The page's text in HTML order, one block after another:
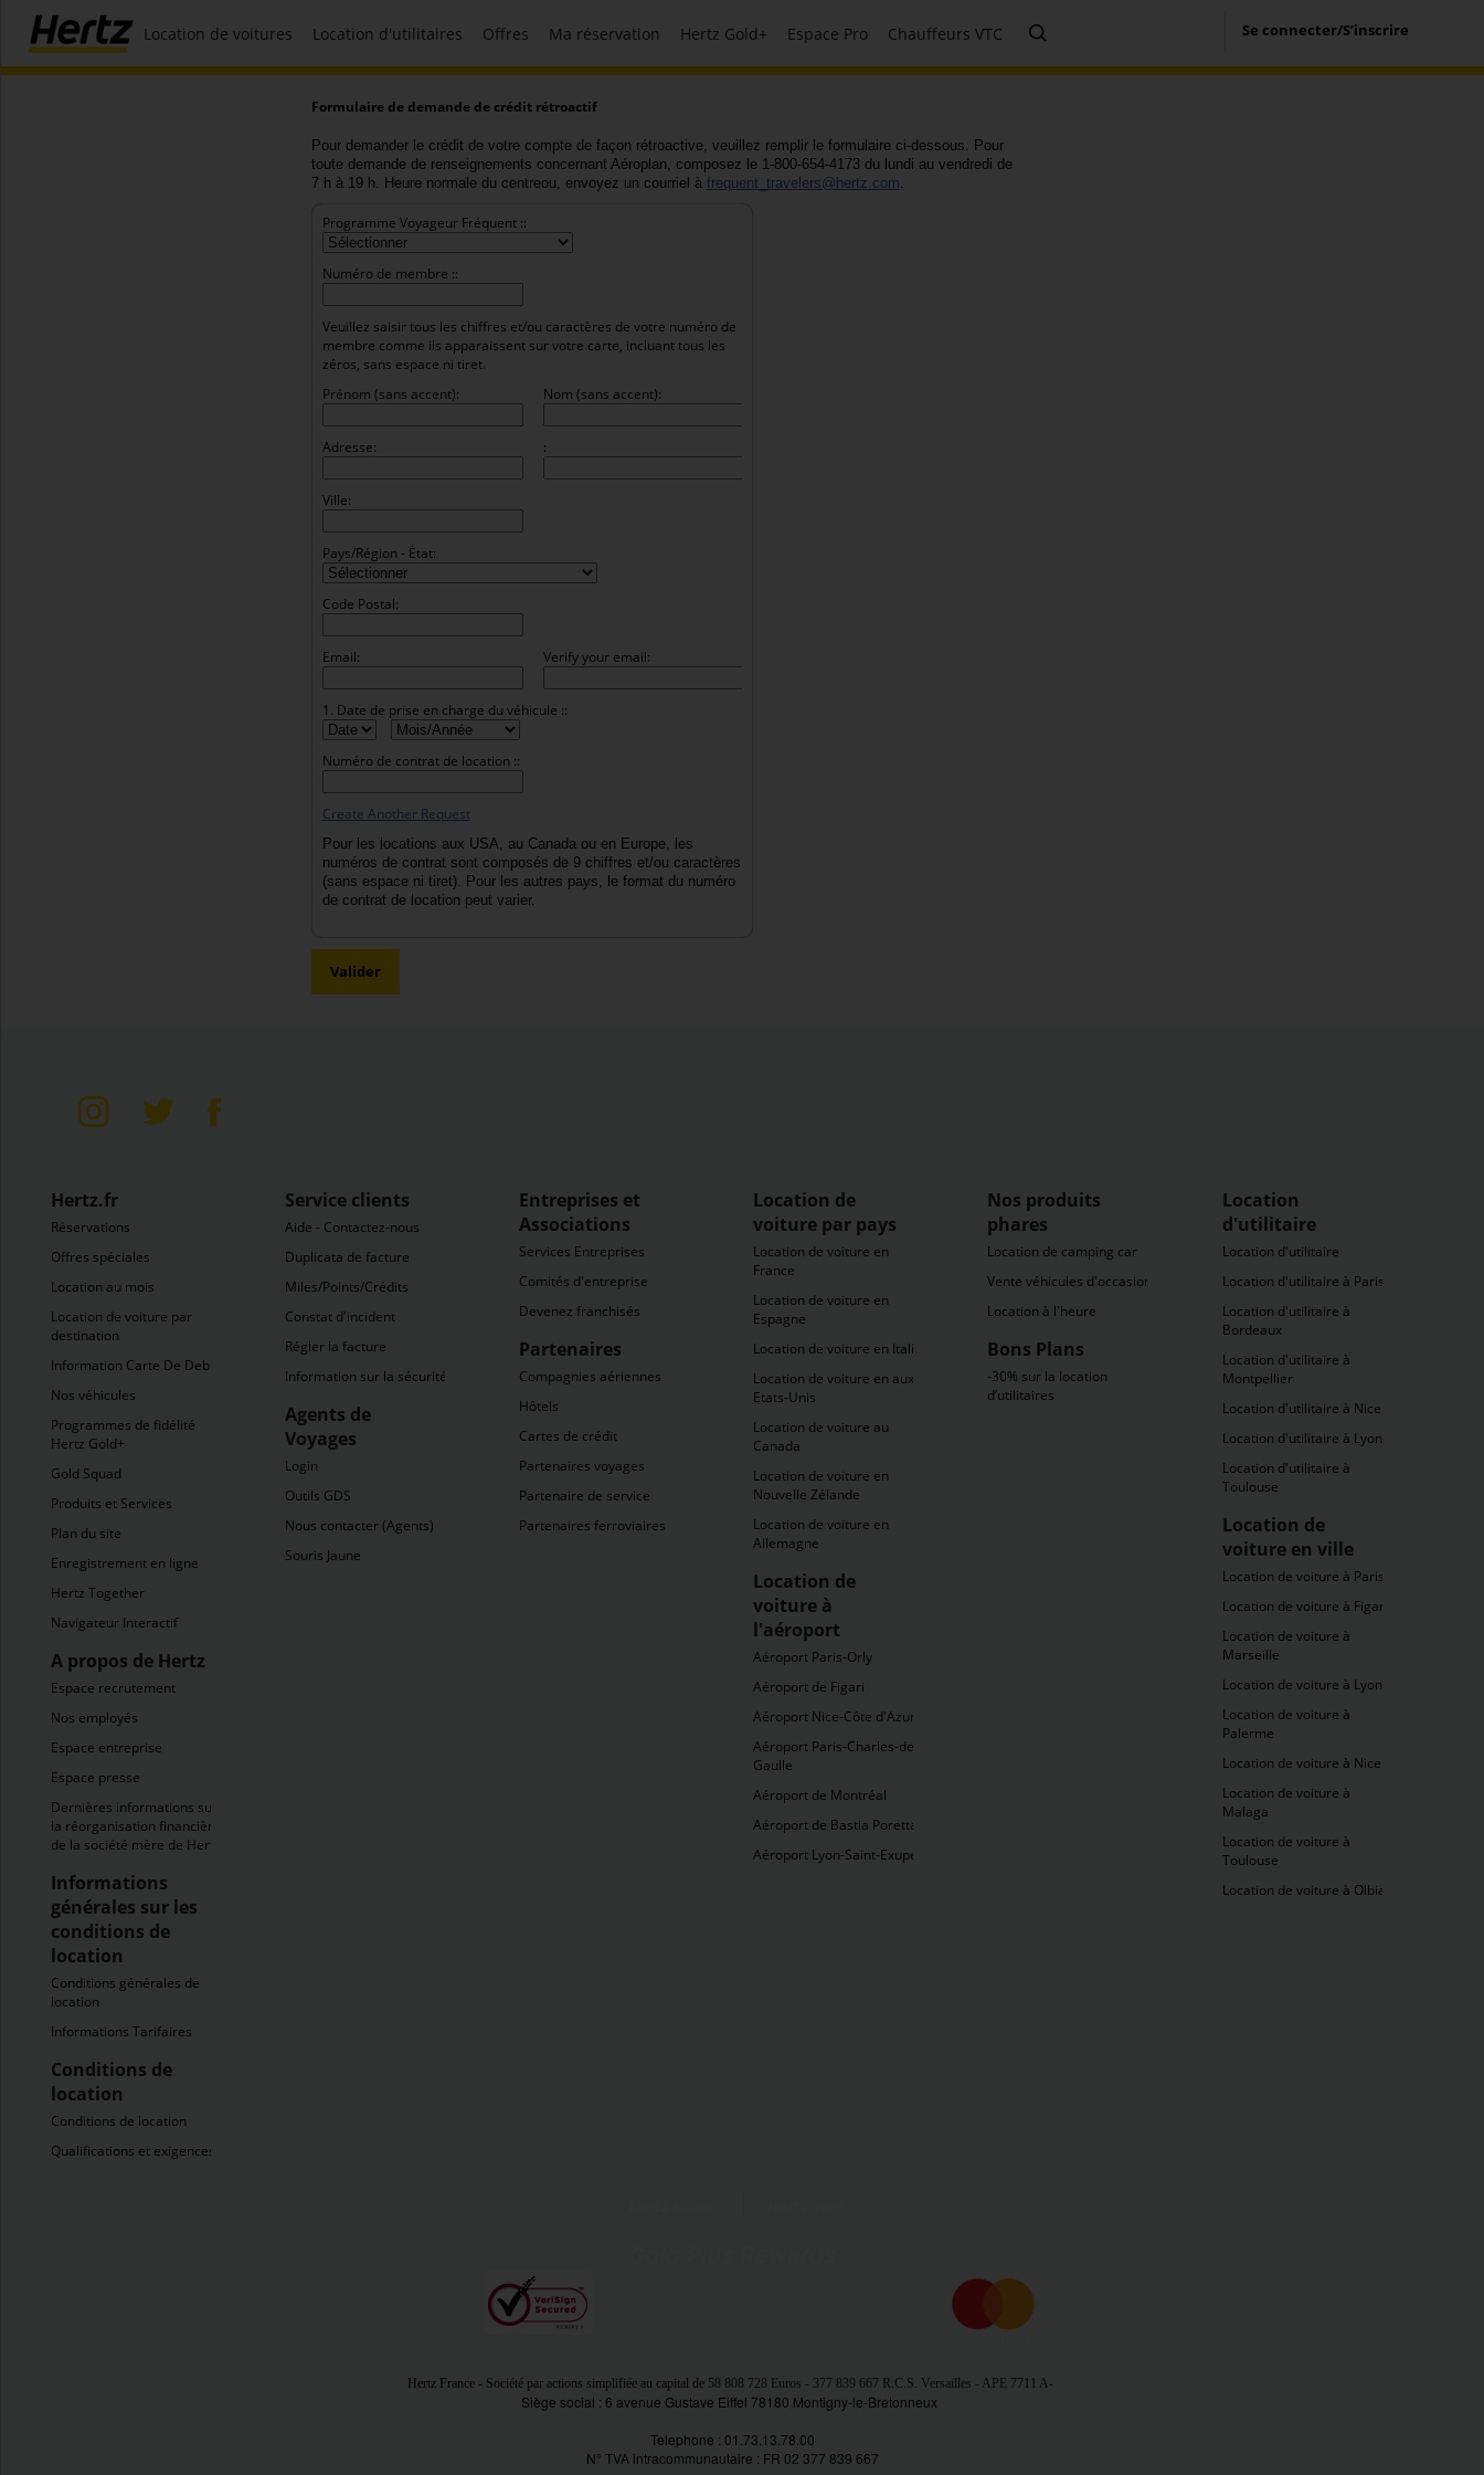
Location de voitures Location d'utilitaires Offres Ma réservation Hertz Gold+ Espace Pro Chauffeurs VTC Se connecter/S’inscrire
Formulaire de demande de crédit rétroactif
Pour demander le crédit de votre compte de façon rétroactive, veuillez remplir le formulaire ci-dessous. Pour
toute demande de renseignements concernant Aéroplan, composez le 1-800-654-4173 du lundi au vendredi de
7 h à 19 h. Heure normale du centreou, envoyez un courriel à frequent_travelers@hertz.com.
Programme Voyageur Fréquent ::
Numéro de membre ::
Veuillez saisir tous les chiffres et/ou caractères de votre numéro de
membre comme ils apparaissent sur votre carte, incluant tous les
zéros, sans espace ni tiret.
Prénom (sans accent):
Nom (sans accent):
Adresse: :
Ville:
Pays/Région - État:
Code Postal:
Email: Verify your email:
1. Date de prise en charge du véhicule ::
Numéro de contrat de location ::
Create Another Request
Pour les locations aux USA, au Canada ou en Europe, les
numéros de contrat sont composés de 9 chiffres et/ou caractères
(sans espace ni tiret). Pour les autres pays, le format du numéro
de contrat de location peut varier.
Valider
Hertz.fr
Réservations
Offres spéciales
Location au mois
Location de voiture par
destination
Information Carte De Debit
Nos véhicules
Programmes de fidélité
Hertz Gold+
Gold Squad
Produits et Services
Plan du site
Enregistrement en ligne
Hertz Together
Navigateur Interactif
A propos de Hertz
Espace recrutement
Nos employés
Espace entreprise
Espace presse
Dernières informations sur
la réorganisation financière
de la société mère de Hertz
Informations
générales sur les
conditions de
location
Conditions générales de
location
Informations Tarifaires
Conditions de
location
Conditions de location
Qualifications et exigences
Service clients
Aide - Contactez-nous
Duplicata de facture
Miles/Points/Crédits
Constat d'incident
Régler la facture
Information sur la sécurité
Agents de
Voyages
Login
Outils GDS
Nous contacter (Agents)
Souris Jaune
Entreprises et
Associations
Services Entreprises
Comités d'entreprise
Devenez franchisés
Partenaires
Compagnies aériennes
Hôtels
Cartes de crédit
Partenaires voyages
Partenaire de service
Partenaires ferroviaires
Location de
voiture par pays
Location de voiture en
France
Location de voiture en
Espagne
Location de voiture en Italie
Location de voiture en aux
Etats-Unis
Location de voiture au
Canada
Location de voiture en
Nouvelle Zélande
Location de voiture en
Allemagne
Location de
voiture à
l'aéroport
Aéroport Paris-Orly
Aéroport de Figari
Aéroport Nice-Côte d'Azur
Aéroport Paris-Charles-de-
Gaulle
Aéroport de Montréal
Aéroport de Bastia Poretta
Aéroport Lyon-Saint-Exupéry
Nos produits
phares
Location de camping car
Vente véhicules d'occasion
Location à l'heure
Bons Plans
-30% sur la location
d’utilitaires
Location
d'utilitaire
Location d'utilitaire
Location d'utilitaire à Paris
Location d'utilitaire à
Bordeaux
Location d'utilitaire à
Montpellier
Location d'utilitaire à Nice
Location d'utilitaire à Lyon
Location d'utilitaire à
Toulouse
Location de
voiture en ville
Location de voiture à Paris
Location de voiture à Figari
Location de voiture à
Marseille
Location de voiture à Lyon
Location de voiture à
Palerme
Location de voiture à Nice
Location de voiture à
Malaga
Location de voiture à
Toulouse
Location de voiture à Olbia
Hertz France - Société par actions simplifiée au capital de 58 808 728 Euros - 377 839 667 R.C.S. Versailles - APE 7711 A-
Siège social : 6 avenue Gustave Eiffel 78180 Montigny-le-Bretonneux
Telephone : 01.73.13.78.00
N° TVA intracommunautaire : FR 02 377 839 667